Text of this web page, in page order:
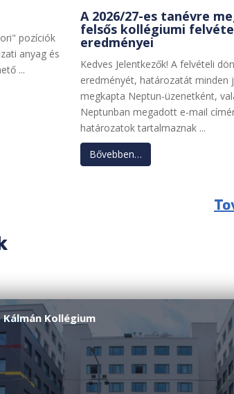
pozíciók
anyag és
...
A 2026/27-es tanévre
felsős kollégiumi
eredményei
Kedves Jelentkezők! A felvételi
eredményét, határozatát minden
megkapta Neptun-üzenetként,
Neptunban megadott e-mail
határozatok tartalmaznak ...
Bővebben…
Kálmán Kollégium